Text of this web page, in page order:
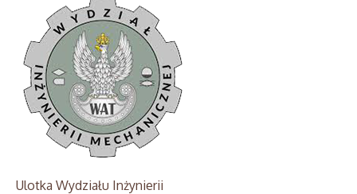
Ulotka Wydziału Inżynierii